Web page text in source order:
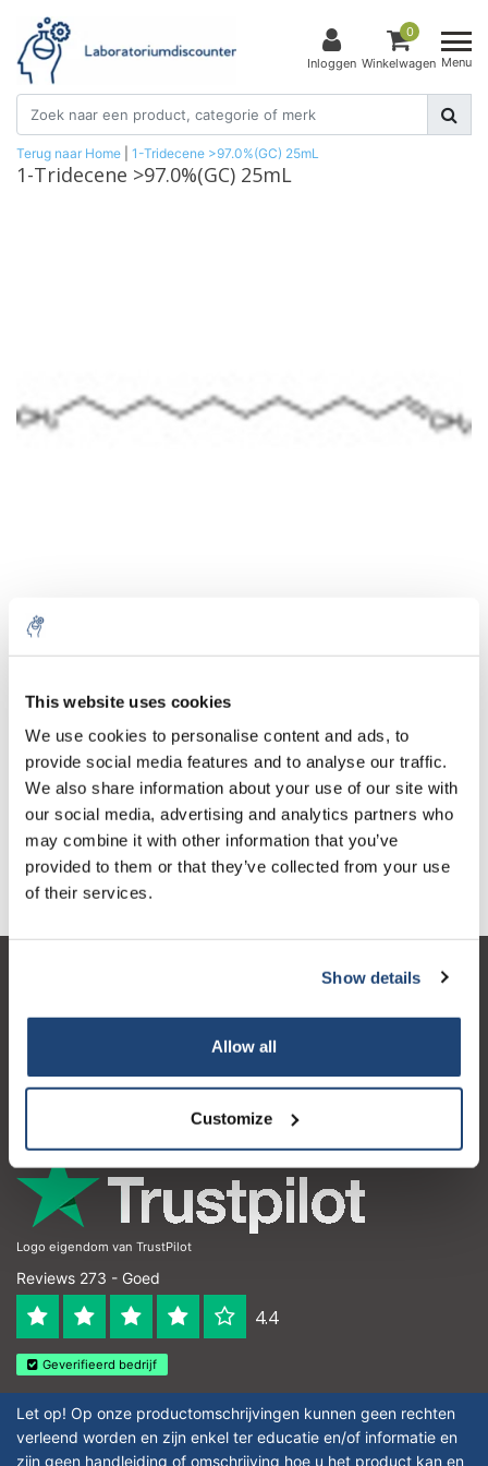
This website uses cookies
We use cookies to personalise content and ads, to
provide social media features and to analyse our traffic.
We also share information about your use of our site with
our social media, advertising and analytics partners who
may combine it with other information that you’ve
provided to them or that they’ve collected from your use
of their services.
Show details
Allow all
Customize
Inloggen
0
Winkelwagen Menu
Terug naar Home 1-Tridecene >97.0%(GC) 25mL
1-Tridecene >97.0%(GC) 25mL
1 Stuk Excl. btw
€95,17
Incl. btw
Toevoegen aan winkelwagen
Informatie
Contactgegevens
Logo eigendom van TrustPilot
Reviews 273 - Goed
4.4
Geverifieerd bedrijf
Let op! Op onze productomschrijvingen kunnen geen rechten
verleend worden en zijn enkel ter educatie en/of informatie en
zijn geen handleiding of omschrijving hoe u het product kan en